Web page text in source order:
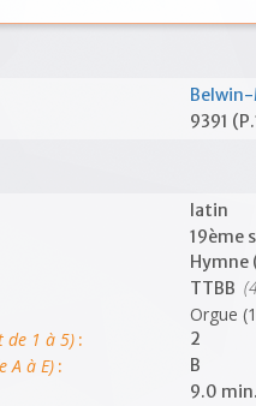
Belwin-
9391
latin
19ème
Hymne
TTBB
Orgue
de 1 à 5) :
2
A à E) :
B
9.0 min.